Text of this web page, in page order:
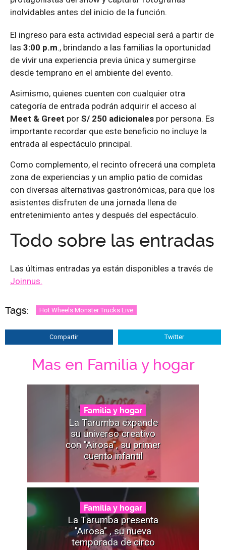
inolvidables antes del inicio de la función.
El ingreso para esta actividad especial será a partir de
las 3:00 p.m., brindando a las familias la oportunidad
de vivir una experiencia previa única y sumergirse
desde temprano en el ambiente del evento.
Asimismo, quienes cuenten con cualquier otra
categoría de entrada podrán adquirir el acceso al
Meet & Greet por S/ 250 adicionales por persona. Es
importante recordar que este beneficio no incluye la
entrada al espectáculo principal.
Como complemento, el recinto ofrecerá una completa
zona de experiencias y un amplio patio de comidas
con diversas alternativas gastronómicas, para que los
asistentes disfruten de una jornada llena de
entretenimiento antes y después del espectáculo.
Todo sobre las entradas
Las últimas entradas ya están disponibles a través de
Joinnus.
Tags: Hot Wheels Monster Trucks Live
Compartir Twitter
Mas en Familia y hogar
Familia y hogar
La Tarumba expande
su universo creativo
con "Airosa", su primer
cuento infantil
Familia y hogar
La Tarumba presenta
"Airosa" , su nueva
temporada de circo